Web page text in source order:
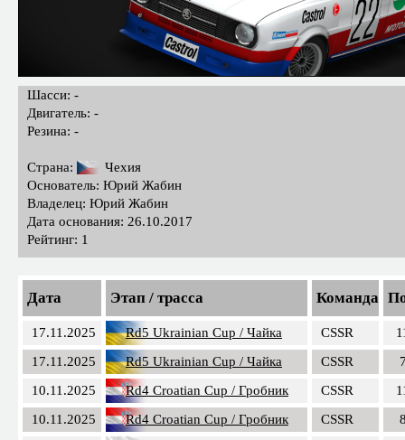
Шасси: -
Двигатель: -
Резина: -
Страна:
Чехия
Основатель: Юрий Жабин
Владелец: Юрий Жабин
Дата основания: 26.10.2017
Рейтинг: 1
Дата Этап / трасса Команда
17.11.2025 Rd5 Ukrainian Cup / Чайка CSSR
17.11.2025
Rd5 Ukrainian Cup / Чайка CSSR
10.11.2025
Rd4 Croatian Cup / Гробник CSSR
10.11.2025
Rd4 Croatian Cup / Гробник CSSR